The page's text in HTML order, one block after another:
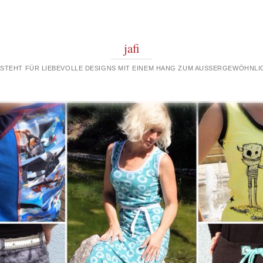
jafi
FÜR LIEBEVOLLE DESIGNS MIT EINEM HANG ZUM